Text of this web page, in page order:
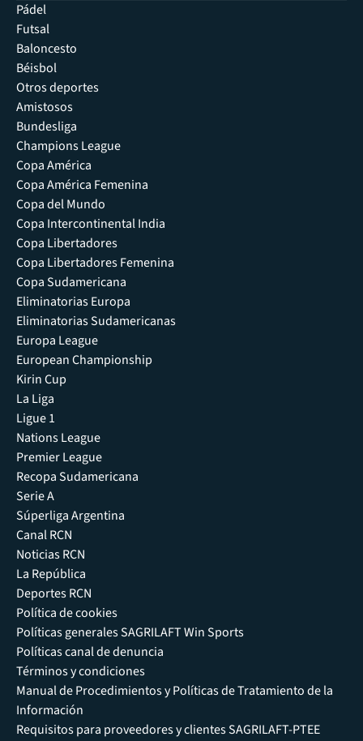
Pádel
Futsal
Baloncesto
Béisbol
Otros deportes
Amistosos
Bundesliga
Champions League
Copa América
Copa América Femenina
Copa del Mundo
Copa Intercontinental India
Copa Libertadores
Copa Libertadores Femenina
Copa Sudamericana
Eliminatorias Europa
Eliminatorias Sudamericanas
Europa League
European Championship
Kirin Cup
La Liga
Ligue 1
Nations League
Premier League
Recopa Sudamericana
Serie A
Súperliga Argentina
Canal RCN
Noticias RCN
La República
Deportes RCN
Política de cookies
Políticas generales SAGRILAFT Win Sports
Políticas canal de denuncia
Términos y condiciones
Manual de Procedimientos y Políticas de Tratamiento de la
Información
Requisitos para proveedores y clientes SAGRILAFT-PTEE